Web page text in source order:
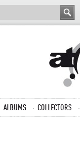
ALBUMS COLLECTORS